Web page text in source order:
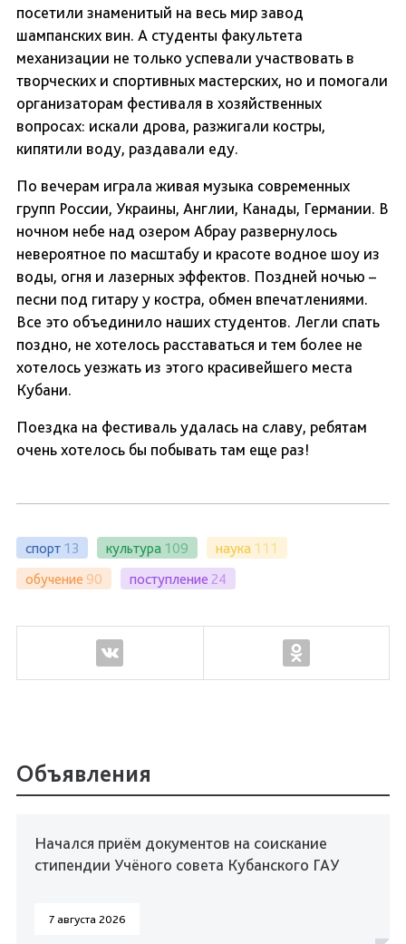
посетили знаменитый на весь мир завод
шампанских вин. А студенты факультета
механизации не только успевали участвовать в
творческих и спортивных мастерских, но и помогали
организаторам фестиваля в хозяйственных
вопросах: искали дрова, разжигали костры,
кипятили воду, раздавали еду.
По вечерам играла живая музыка современных
групп России, Украины, Англии, Канады, Германии. В
ночном небе над озером Абрау развернулось
невероятное по масштабу и красоте водное шоу из
воды, огня и лазерных эффектов. Поздней ночью –
песни под гитару у костра, обмен впечатлениями.
Все это объединило наших студентов. Легли спать
поздно, не хотелось расставаться и тем более не
хотелось уезжать из этого красивейшего места
Кубани.
Поездка на фестиваль удалась на славу, ребятам
очень хотелось бы побывать там еще раз!
спорт 13 культура 109 наука 111
обучение 90 поступление 24
Объявления
Начался приём документов на соискание
стипендии Учёного совета Кубанского ГАУ
7 августа 2026